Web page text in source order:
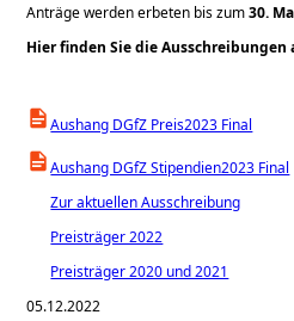
Anträge werden erbeten bis zum30.
Hier finden Sie die Ausschreibungen
Aushang DGfZ Preis2023 Final
Aushang DGfZ Stipendien2023 Final
Zur aktuellen Ausschreibung
Preisträger 2022
Preisträger 2020 und 2021
05.12.2022